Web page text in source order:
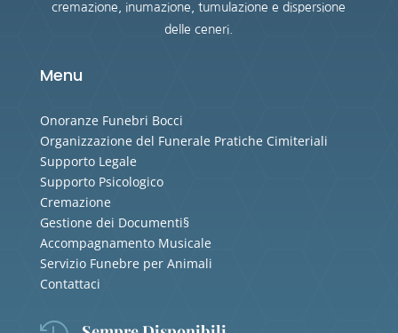
cremazione, inumazione, tumulazione e dispersione
delle ceneri.
Menu
Onoranze Funebri Bocci
Organizzazione del Funerale Pratiche Cimiteriali
Supporto Legale
Supporto Psicologico
Cremazione
Gestione dei Documenti§
Accompagnamento Musicale
Servizio Funebre per Animali
Contattaci